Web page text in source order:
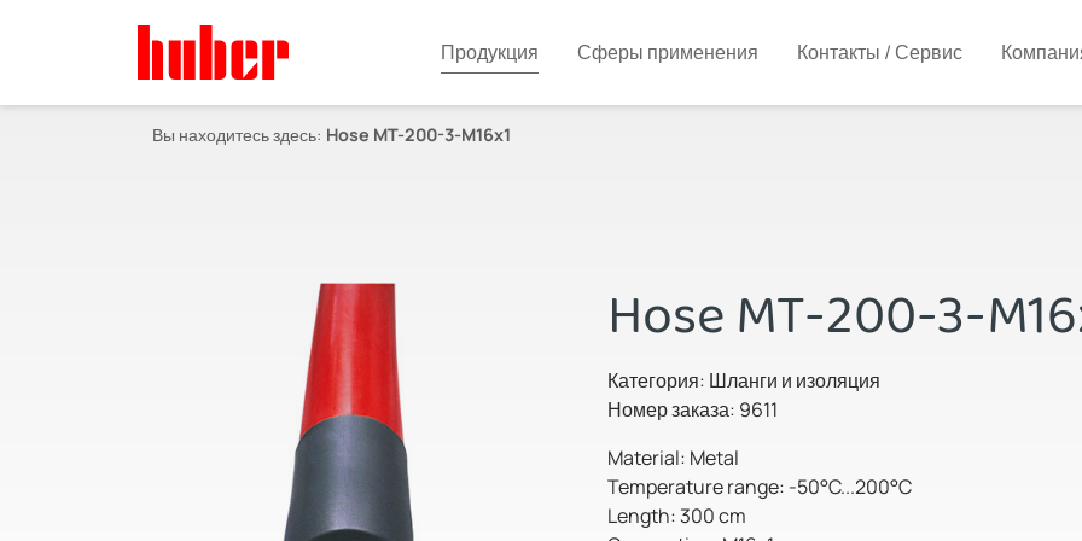
Продукция Сферы применения Контакты / Сервис
Вы находитесь здесь: Hose MT-200-3-M16x1
Hose MT-200-3-
Категория: Шланги и изоляция
Номер заказа: 9611
Material: Metal
Temperature range: -50°C...200°C
Length: 300 cm